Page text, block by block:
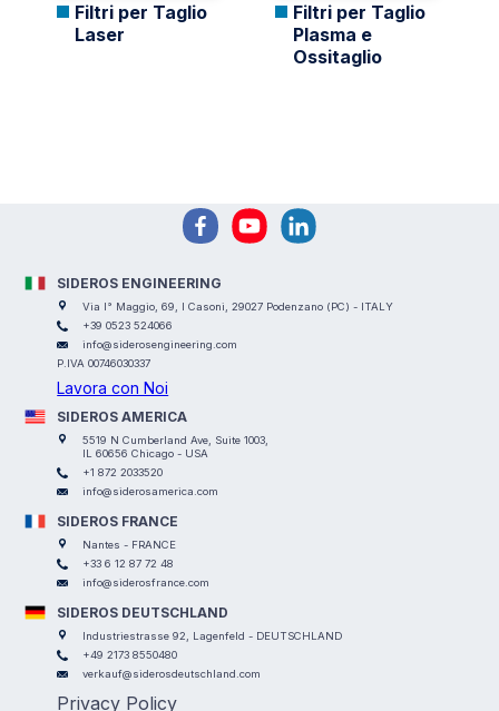
Filtri per Taglio
Laser
Filtri per Taglio
Plasma e
Ossitaglio
SIDEROS ENGINEERING
Via I° Maggio, 69, I Casoni, 29027 Podenzano (PC) - ITALY
+39 0523 524066
info@siderosengineering.com
P.IVA 00746030337
Lavora con Noi
SIDEROS AMERICA
5519 N Cumberland Ave, Suite 1003,
IL 60656 Chicago - USA
+1 872 2033520
info@siderosamerica.com
SIDEROS FRANCE
Nantes - FRANCE
+33 6 12 87 72 48
info@siderosfrance.com
SIDEROS DEUTSCHLAND
Industriestrasse 92, Lagenfeld - DEUTSCHLAND
+49 2173 8550480
verkauf@siderosdeutschland.com
Privacy Policy